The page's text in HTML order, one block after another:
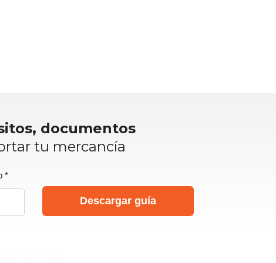
documentos
tu mercancía
*
Descargar guía